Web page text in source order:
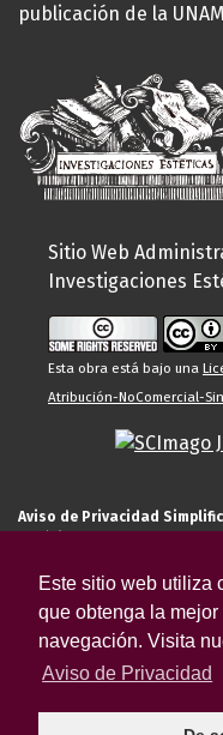
Este sitio web utiliza
que obtenga la
navegación. Visita
Aviso de Privacidad
publicación de la
Sitio Web
Investigaciones
Esta obra está bajo una
Atribución-NoComercial-
Aviso de Privacidad
El Instituto de Investigaciones
tratamiento de sus datos
alumno, docente, personal
invitado externo (nacional o
servicios universitarios. Para
anteriormente descritas u
autoridades competentes
ejercer sus derechos ARCO